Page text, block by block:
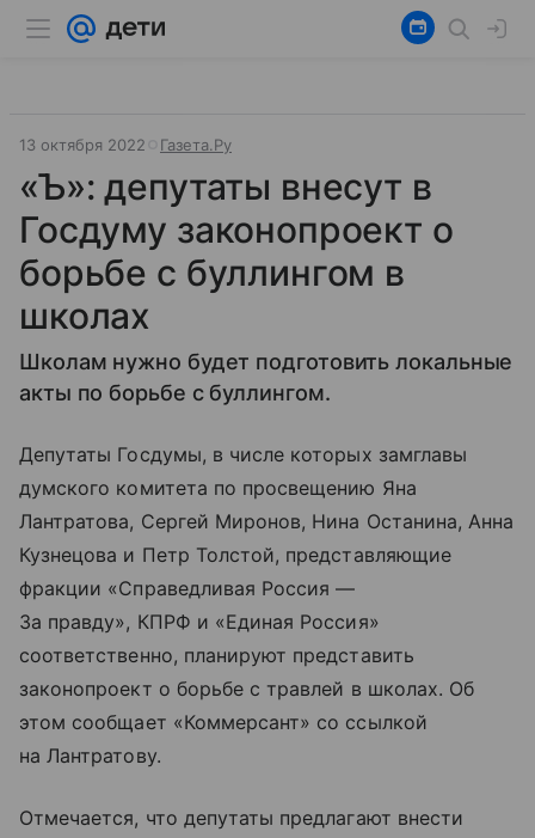
13 октября 2022 Газета.Ру
«Ъ»: депутаты внесут в
Госдуму законопроект о
борьбе с буллингом в
школах
Школам нужно будет подготовить локальные
акты по борьбе с буллингом.
Депутаты Госдумы, в числе которых замглавы
думского комитета по просвещению Яна
Лантратова, Сергей Миронов, Нина Останина, Анна
Кузнецова и Петр Толстой, представляющие
фракции «Справедливая Россия —
За правду», КПРФ и «Единая Россия»
соответственно, планируют представить
законопроект о борьбе с травлей в школах. Об
этом сообщает «Коммерсант» со ссылкой
на Лантратову.
Отмечается, что депутаты предлагают внести